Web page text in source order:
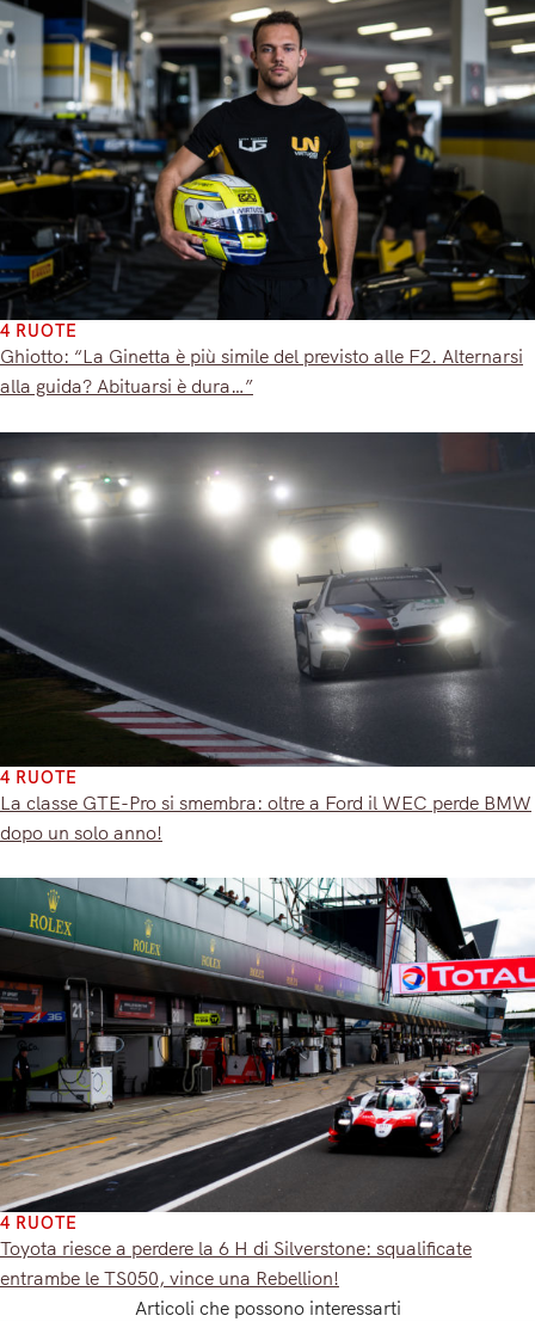
4 RUOTE
Ghiotto: “La Ginetta è più simile del previsto alle F2. Alternarsi
alla guida? Abituarsi è dura…”
4 RUOTE
La classe GTE-Pro si smembra: oltre a Ford il WEC perde BMW
dopo un solo anno!
4 RUOTE
Toyota riesce a perdere la 6 H di Silverstone: squalificate
entrambe le TS050, vince una Rebellion!
Articoli che possono interessarti